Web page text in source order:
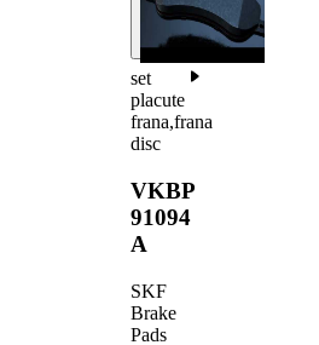
set
placute
frana,frana
disc
VKBP
91094
A
SKF
Brake
Pads